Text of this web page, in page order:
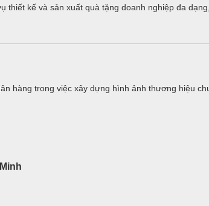
thiết kế và sản xuất quà tặng doanh nghiệp đa
hàng trong việc xây dựng hình ảnh thương hiệu